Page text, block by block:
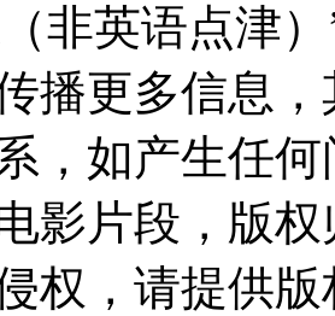
非英语点津
播更多信息
，如产生任
影片段，版
权，请提供